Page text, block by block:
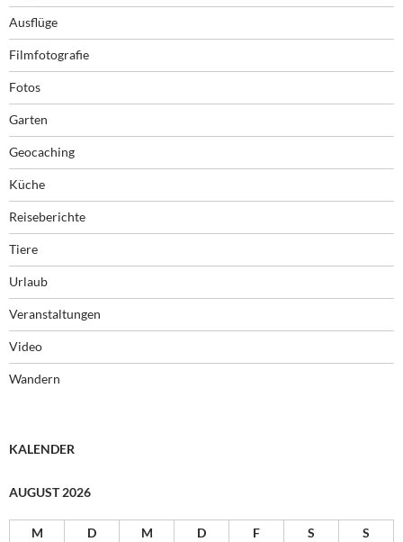
Ausflüge
Filmfotografie
Fotos
Garten
Geocaching
Küche
Reiseberichte
Tiere
Urlaub
Veranstaltungen
Video
Wandern
KALENDER
AUGUST 2026
M D M D F S
S